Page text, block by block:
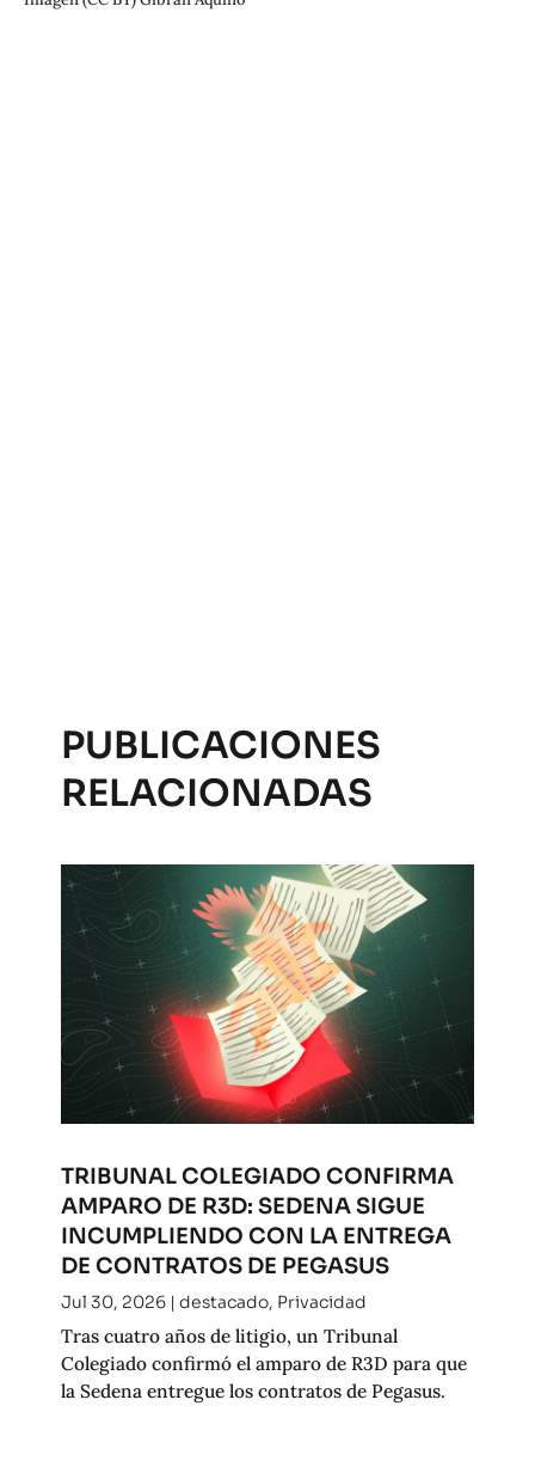
PUBLICACIONES
RELACIONADAS
TRIBUNAL COLEGIADO CONFIRMA
AMPARO DE R3D: SEDENA SIGUE
INCUMPLIENDO CON LA ENTREGA
DE CONTRATOS DE PEGASUS
Jul 30, 2026| destacado, Privacidad
Tras cuatro años de litigio, un Tribunal
Colegiado confirmó el amparo de R3D para que
la Sedena entregue los contratos de Pegasus.